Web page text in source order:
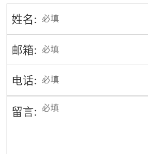
姓名:
邮箱:
电话:
留言: